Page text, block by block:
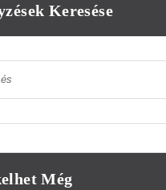
Keresése
Még